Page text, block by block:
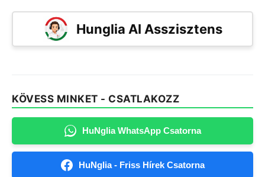
Hunglia AI Asszisztens
KÖVESS MINKET - CSATLAKOZZ
HuNglia WhatsApp Csatorna
HuNglia - Friss Hírek Csatorna